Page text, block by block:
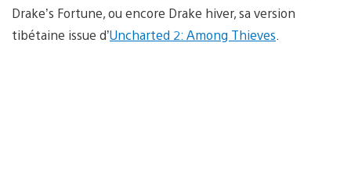
Drake’s Fortune, ou encore Drake hiver, sa version
tibétaine issue d’Uncharted 2: Among Thieves